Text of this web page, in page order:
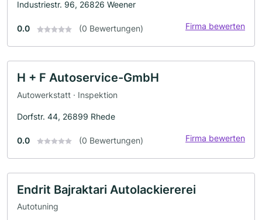
Industriestr. 96, 26826 Weener
0.0 (0 Bewertungen) Firma bewerten
H + F Autoservice-GmbH
Autowerkstatt · Inspektion
Dorfstr. 44, 26899 Rhede
0.0 (0 Bewertungen) Firma bewerten
Endrit Bajraktari Autolackiererei
Autotuning